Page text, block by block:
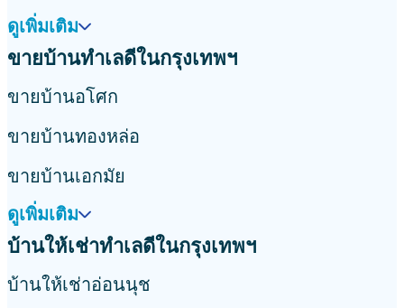
ดูเพิ่มเติม
ขายบ้านทำเลดีในกรุงเทพฯ
ขายบ้านอโศก
ขายบ้านทองหล่อ
ขายบ้านเอกมัย
ดูเพิ่มเติม
บ้านให้เช่าทำเลดีในกรุงเทพฯ
บ้านให้เช่าอ่อนนุช